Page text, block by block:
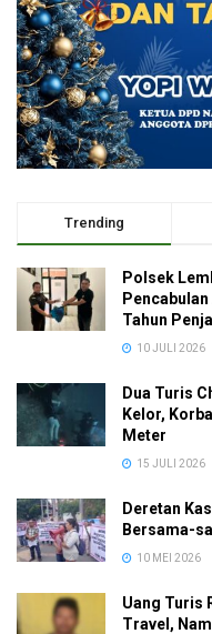
Trending
Polsek
Tahun
10 JULI 2026
Dua Turis
Kelor,
Meter
15 JULI 2026
Deretan
Bersama-
10 MEI 2026
Uang Turis
Travel,